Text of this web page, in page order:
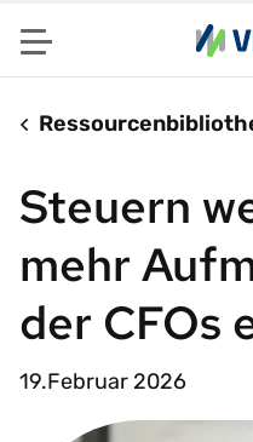
Menu
Steuern
mehr
der CFOs
19.Februar 2026